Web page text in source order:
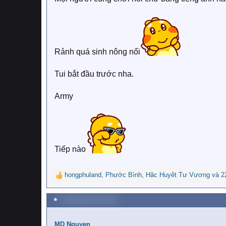
Rảnh quá sinh nông nổi
Tui bắt đầu trước nha.
Army
Tiếp nào
R
e
a
c
i
hongphuland, Phước Bình, Hăc Huyêt Tư Vương và
★
MD Nguyen